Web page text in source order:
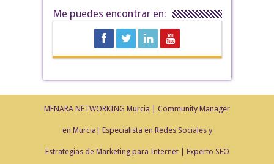
Me puedes encontrar en:
MENARA NETWORKING Murcia | Community Manager
en Murcia| Especialista en Redes Sociales y
Estrategias de Marketing para Internet | Experto SEO